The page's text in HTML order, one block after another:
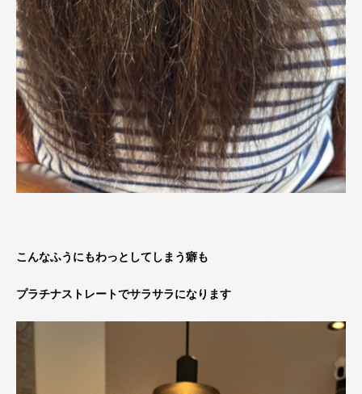
こんなふうにもわっとしてしまう癖も
プラチナストレートでサラサラになります